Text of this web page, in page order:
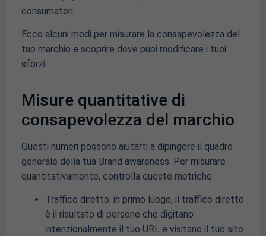
consumatori.
Ecco alcuni modi per misurare la consapevolezza del
tuo marchio e scoprire dove puoi modificare i tuoi
sforzi:
Misure quantitative di
consapevolezza del marchio
Questi numeri possono aiutarti a dipingere il quadro
generale della tua Brand awareness. Per misurare
quantitativamente, controlla queste metriche.
Traffico diretto: in primo luogo, il traffico diretto
è il risultato di persone che digitano
intenzionalmente il tuo URL e visitano il tuo sito